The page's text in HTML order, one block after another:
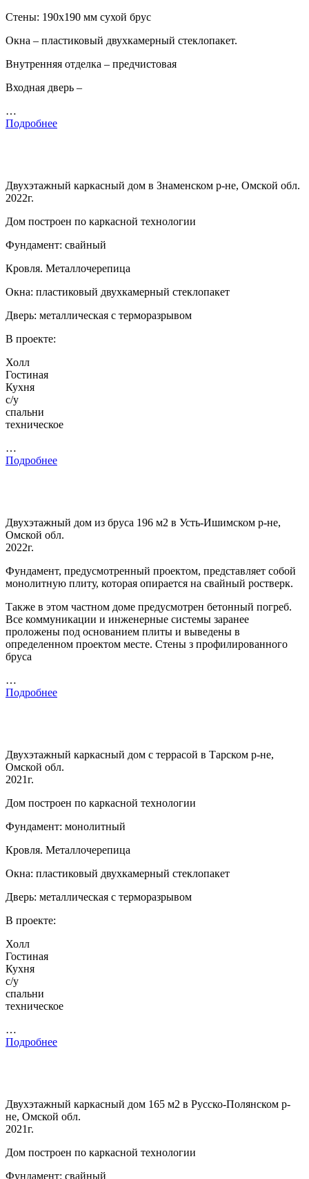
Стены: 190х190 мм сухой брус
Окна – пластиковый двухкамерный стеклопакет.
Внутренняя отделка – предчистовая
Входная дверь –
…
Подробнее
Двухэтажный каркасный дом в Знаменском р-не, Омской обл.
2022г.
Дом построен по каркасной технологии
Фундамент: свайный
Кровля. Металлочерепица
Окна: пластиковый двухкамерный стеклопакет
Дверь: металлическая с терморазрывом
В проекте:
Холл
Гостиная
Кухня
с/у
спальни
техническое
…
Подробнее
Двухэтажный дом из бруса 196 м2 в Усть-Ишимском р-не,
Омской обл.
2022г.
Фундамент, предусмотренный проектом, представляет собой
монолитную плиту, которая опирается на свайный ростверк.
Также в этом частном доме предусмотрен бетонный погреб.
Все коммуникации и инженерные системы заранее
проложены под основанием плиты и выведены в
определенном проектом месте. Стены з профилированного
бруса
…
Подробнее
Двухэтажный каркасный дом с террасой в Тарском р-не,
Омской обл.
2021г.
Дом построен по каркасной технологии
Фундамент: монолитный
Кровля. Металлочерепица
Окна: пластиковый двухкамерный стеклопакет
Дверь: металлическая с терморазрывом
В проекте:
Холл
Гостиная
Кухня
с/у
спальни
техническое
…
Подробнее
Двухэтажный каркасный дом 165 м2 в Русско-Полянском р-
не, Омской обл.
2021г.
Дом построен по каркасной технологии
Фундамент: свайный